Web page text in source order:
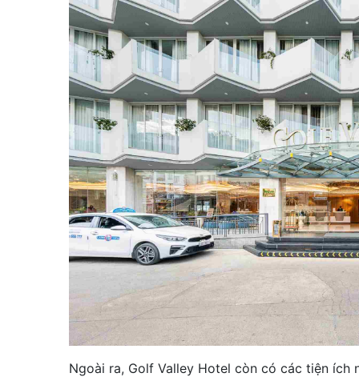
Ngoài ra, Golf Valley Hotel còn có các tiện ích